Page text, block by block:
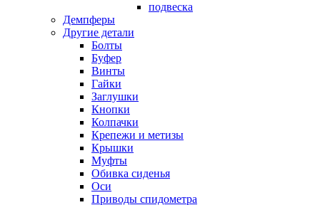
подвеска
Демпферы
Другие детали
Болты
Буфер
Винты
Гайки
Заглушки
Кнопки
Колпачки
Крепежи и метизы
Крышки
Муфты
Обивка сиденья
Оси
Приводы спидометра